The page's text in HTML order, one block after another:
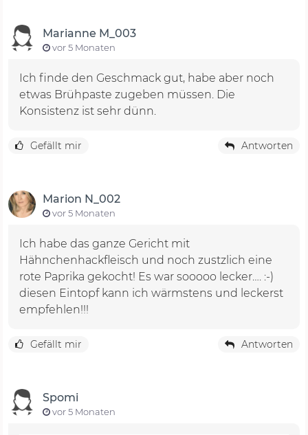
Marianne M_003
vor 5 Monaten
Ich finde den Geschmack gut, habe aber noch
etwas Brühpaste zugeben müssen. Die
Konsistenz ist sehr dünn.
Gefällt mir Antworten
Marion N_002
vor 5 Monaten
Ich habe das ganze Gericht mit
Hähnchenhackfleisch und noch zustzlich eine
rote Paprika gekocht! Es war sooooo lecker…. :-)
diesen Eintopf kann ich wärmstens und leckerst
empfehlen!!!
Gefällt mir Antworten
Spomi
vor 5 Monaten